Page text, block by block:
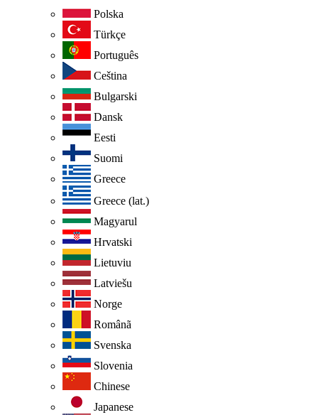
Polska
Türkçe
Português
Ceština
Bulgarski
Dansk
Eesti
Suomi
Greece
Greece (lat.)
Magyarul
Hrvatski
Lietuviu
Latviešu
Norge
Românã
Svenska
Slovenia
Chinese
Japanese